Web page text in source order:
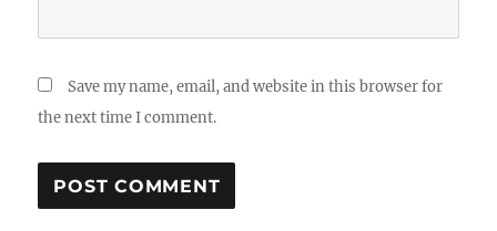
Save my name, email, and website in this browser for
the next time I comment.